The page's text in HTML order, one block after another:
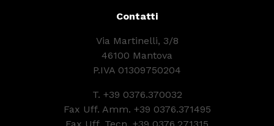
Contatti
Via Martinelli, 3/8
46100 Mantova
P.IVA 01309750204
T. +39 0376.370032
Fax Uff. Amm. +39 0376.371495